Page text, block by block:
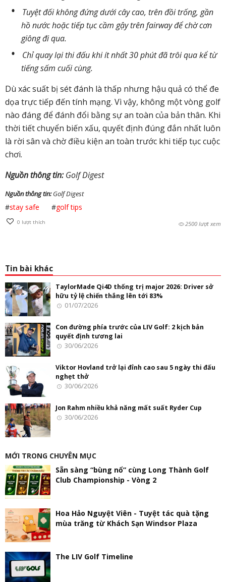
Tuyệt đối không đứng dưới cây cao, trên đồi trống, gần
hồ nước hoặc tiếp tục cầm gậy trên fairway để chờ cơn
giông đi qua.
Chỉ quay lại thi đấu khi ít nhất 30 phút đã trôi qua kể từ
tiếng sấm cuối cùng.
Dù xác suất bị sét đánh là thấp nhưng hậu quả có thể đe
dọa trực tiếp đến tính mạng. Vì vậy, không một vòng golf
nào đáng để đánh đổi bằng sự an toàn của bản thân. Khi
thời tiết chuyển biến xấu, quyết định đúng đắn nhất luôn
là rời sân và chờ điều kiện an toàn trước khi tiếp tục cuộc
chơi.
Nguồn thông tin:Golf Digest
Nguồn thông tin:Golf Digest
#stay safe #golf tips
0 lượt thích 2500 lượt xem
Tin bài khác
TaylorMade Qi4D thống trị major 2026: Driver sở
hữu tỷ lệ chiến thắng lên tới 83%
01/07/2026
Con đường phía trước của LIV Golf: 2 kịch bản
quyết định tương lai
30/06/2026
Viktor Hovland trở lại đỉnh cao sau 5 ngày thi đấu
nghẹt thở
30/06/2026
Jon Rahm nhiều khả năng mất suất Ryder Cup
30/06/2026
MỚI TRONG CHUYÊN MỤC
Sẵn sàng “bùng nổ” cùng Long Thành Golf
Club Championship - Vòng 2
Hoa Hảo Nguyệt Viên - Tuyệt tác quà tặng
mùa trăng từ Khách Sạn Windsor Plaza
The LIV Golf Timeline